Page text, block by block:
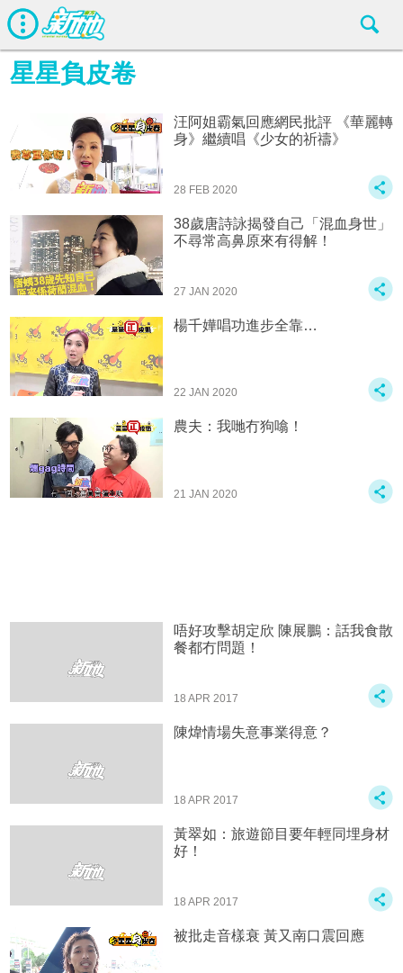
星星負皮卷
汪阿姐霸氣回應網民批評 《華麗轉
身》繼續唱《少女的祈禱》
28 FEB 2020
38歲唐詩詠揭發自己「混血身世」
不尋常高鼻原來有得解！
27 JAN 2020
楊千嬅唱功進步全靠…
22 JAN 2020
農夫：我哋冇狗噏！
21 JAN 2020
唔好攻擊胡定欣 陳展鵬：話我食散
餐都冇問題！
18 APR 2017
陳煒情場失意事業得意？
18 APR 2017
黃翠如：旅遊節目要年輕同埋身材
好！
18 APR 2017
被批走音樣衰 黃又南口震回應